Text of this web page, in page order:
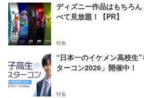
ディズニー作品はもちろ
べて見放題！【PR】
特集
“日本一のイケメン高校生
ターコン2026」開催中！
特集